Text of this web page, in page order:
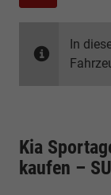
In
Kia
kaufen –